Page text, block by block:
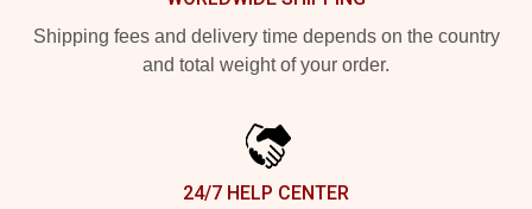
Shipping fees and delivery time depends on the country
and total weight of your order.
24/7 HELP CENTER